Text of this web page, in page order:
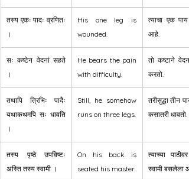
तस्य एकः पादः व्रणितः
।
His one leg is
wounded.
त्याचा एक पाय
आहे.
सः कष्टेन वेदनां सहते
।
He bears the pain
with difficulty.
तो कष्टाने
करतो.
तथापि त्रिभिः पादैः
यथाकथमपि सः धावति
।
Still, he somehow
runs on three legs.
तरीसुद्धा तीन
कसातरी धावतो.
तस्य पृष्ठे उपविष्टः
अस्ति तस्य स्वामी ।
On his back is
seated his master.
त्याच्या पाठीवर
स्वामी बसलेला